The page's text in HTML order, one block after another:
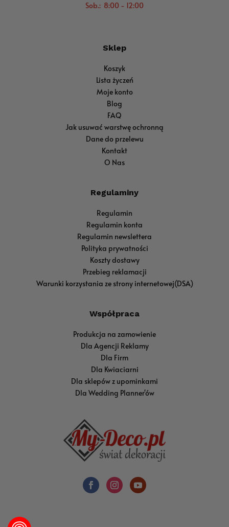
Sob.: 8:00 - 12:00
Sklep
Koszyk
Lista życzeń
Moje konto
Blog
FAQ
Jak usuwać warstwę ochronną
Dane do przelewu
Kontakt
O Nas
Regulaminy
Regulamin
Regulamin konta
Regulamin newslettera
Polityka prywatności
Koszty dostawy
Przebieg reklamacji
Warunki korzystania ze strony internetowej(DSA)
Współpraca
Produkcja na zamowienie
Dla Agencji Reklamy
Dla Firm
Dla Kwiaciarni
Dla sklepów z upominkami
Dla Wedding Planner'ów